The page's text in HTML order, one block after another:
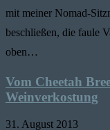
mit meiner Nomad-
beschließen, die faule
oben…
Vom Cheetah
Weinverkostung
31. August 2013